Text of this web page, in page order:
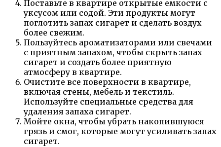
Поставьте в квартире открытые емкости с
уксусом или содой. Эти продукты могут
поглотить запах сигарет и сделать воздух
более свежим.
Пользуйтесь ароматизаторами или свечами
с приятным запахом, чтобы скрыть запах
сигарет и создать более приятную
атмосферу в квартире.
Очистите все поверхности в квартире,
включая стены, мебель и текстиль.
Используйте специальные средства для
удаления запаха сигарет.
Мойте окна, чтобы убрать накопившуюся
грязь и смог, которые могут усиливать запах
сигарет.